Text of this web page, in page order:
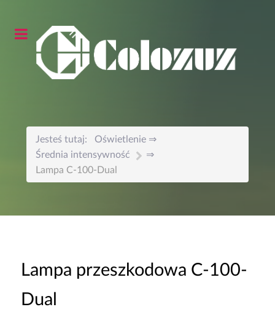
Jesteś tutaj:
Oświetlenie
Średnia intensywność
Lampa C-100-Dual
Lampa przeszkodowa C-100-
Dual